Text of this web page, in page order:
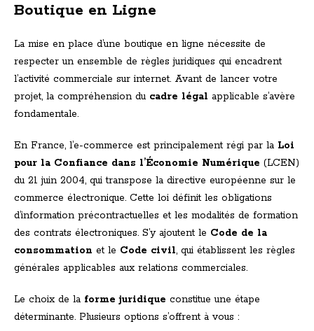
Boutique en Ligne
La mise en place d’une boutique en ligne nécessite de
respecter un ensemble de règles juridiques qui encadrent
l’activité commerciale sur internet. Avant de lancer votre
projet, la compréhension du cadre légal applicable s’avère
fondamentale.
En France, l’e-commerce est principalement régi par la Loi
pour la Confiance dans l’Économie Numérique (LCEN)
du 21 juin 2004, qui transpose la directive européenne sur le
commerce électronique. Cette loi définit les obligations
d’information précontractuelles et les modalités de formation
des contrats électroniques. S’y ajoutent le Code de la
consommation et le Code civil, qui établissent les règles
générales applicables aux relations commerciales.
Le choix de la forme juridique constitue une étape
déterminante. Plusieurs options s’offrent à vous :